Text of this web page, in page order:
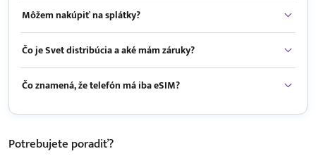
Môžem nakúpiť na splátky?
Čo je Svet distribúcia a aké mám záruky?
Čo znamená, že telefón má iba eSIM?
Potrebujete poradiť?